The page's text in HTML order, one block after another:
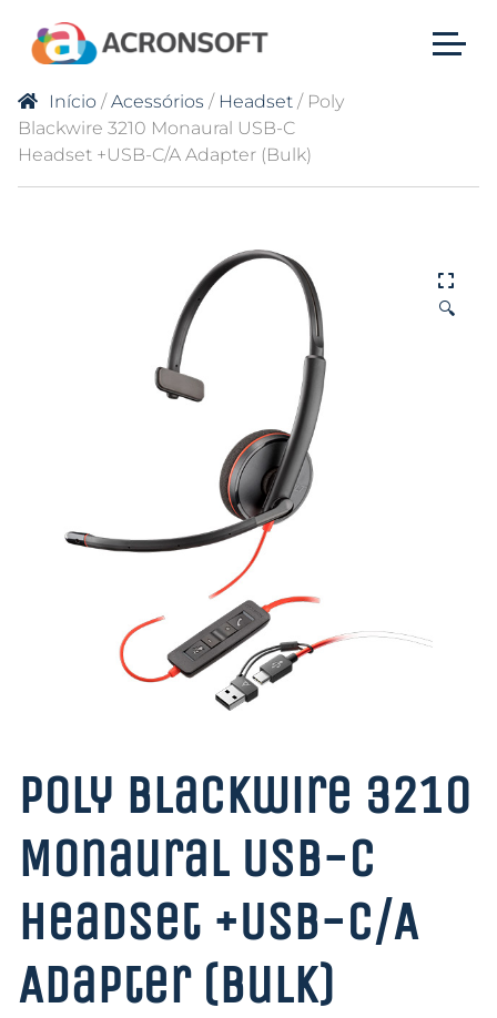
Início /Acessórios / Headset / Poly
Blackwire 3210 Monaural USB-C
Headset +USB-C/A Adapter (Bulk)
🔍
Poly Blackwire 3210
Monaural USB-C
Headset +USB-C/A
Adapter (Bulk)